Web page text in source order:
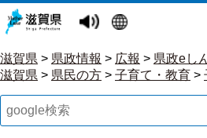
滋賀県 > 県政情報 > 広報 > 県政eし
滋賀県 > 県民の方 > 子育て・教育 >